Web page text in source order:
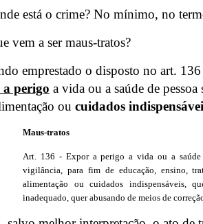
está o crime? No mínimo, no
vem a ser maus-tratos?
emprestado o disposto no art.
perigo a vida ou a saúde de
ou cuidados
Maus-tratos
Art. 136 - Expor a perigo a vida ou a saúde
vigilância, para fim de educação, ensino,
alimentação ou cuidados indispensáveis,
inadequado, quer abusando de meios de